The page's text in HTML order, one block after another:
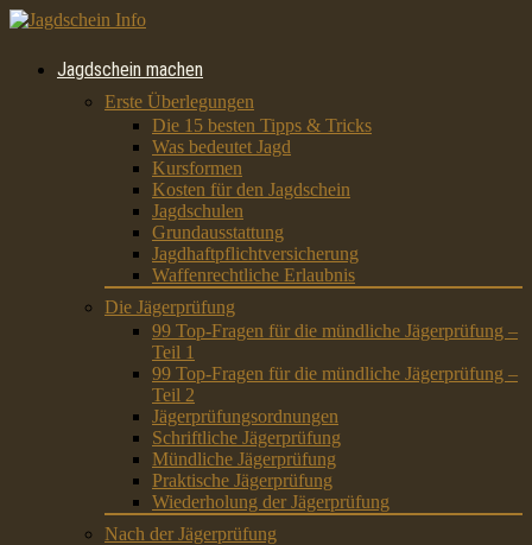
Jagdschein machen
Erste Überlegungen
Die 15 besten Tipps & Tricks
Was bedeutet Jagd
Kursformen
Kosten für den Jagdschein
Jagdschulen
Grundausstattung
Jagdhaftpflichtversicherung
Waffenrechtliche Erlaubnis
Die Jägerprüfung
99 Top-Fragen für die mündliche Jägerprüfung –
Teil 1
99 Top-Fragen für die mündliche Jägerprüfung –
Teil 2
Jägerprüfungsordnungen
Schriftliche Jägerprüfung
Mündliche Jägerprüfung
Praktische Jägerprüfung
Wiederholung der Jägerprüfung
Nach der Jägerprüfung